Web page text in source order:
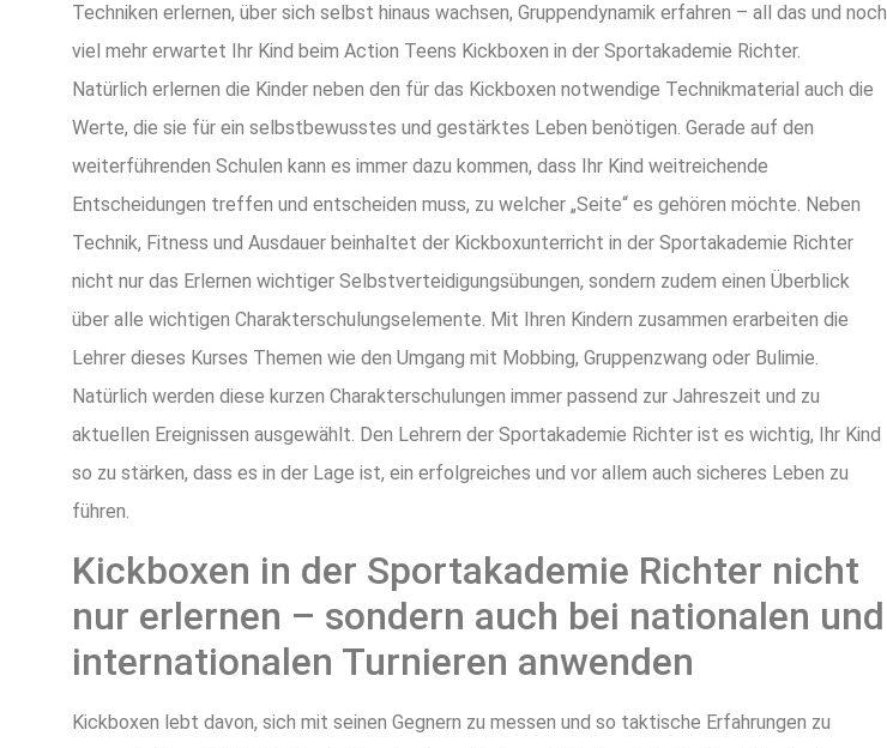
Techniken erlernen, über sich selbst hinaus wachsen, Gruppendynamik erfahren – all das und noch
viel mehr erwartet Ihr Kind beim Action Teens Kickboxen in der Sportakademie Richter.
Natürlich erlernen die Kinder neben den für das Kickboxen notwendige Technikmaterial auch die
Werte, die sie für ein selbstbewusstes und gestärktes Leben benötigen. Gerade auf den
weiterführenden Schulen kann es immer dazu kommen, dass Ihr Kind weitreichende
Entscheidungen treffen und entscheiden muss, zu welcher „Seite“ es gehören möchte. Neben
Technik, Fitness und Ausdauer beinhaltet der Kickboxunterricht in der Sportakademie Richter
nicht nur das Erlernen wichtiger Selbstverteidigungsübungen, sondern zudem einen Überblick
über alle wichtigen Charakterschulungselemente. Mit Ihren Kindern zusammen erarbeiten die
Lehrer dieses Kurses Themen wie den Umgang mit Mobbing, Gruppenzwang oder Bulimie.
Natürlich werden diese kurzen Charakterschulungen immer passend zur Jahreszeit und zu
aktuellen Ereignissen ausgewählt. Den Lehrern der Sportakademie Richter ist es wichtig, Ihr Kind
so zu stärken, dass es in der Lage ist, ein erfolgreiches und vor allem auch sicheres Leben zu
führen.
Kickboxen in der Sportakademie Richter nicht
nur erlernen – sondern auch bei nationalen und
internationalen Turnieren anwenden
Kickboxen lebt davon, sich mit seinen Gegnern zu messen und so taktische Erfahrungen zu